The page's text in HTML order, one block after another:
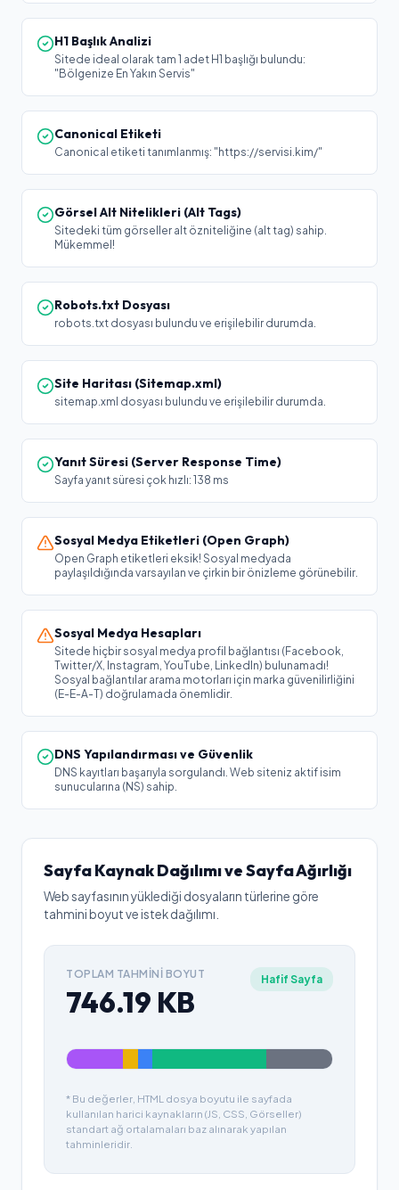
H1 Başlık Analizi
Sitede ideal olarak tam 1 adet H1 başlığı bulundu:
"Bölgenize En Yakın Servis"
Canonical Etiketi
Canonical etiketi tanımlanmış: "https://servisi.kim/"
Görsel Alt Nitelikleri (Alt Tags)
Sitedeki tüm görseller alt özniteliğine (alt tag) sahip.
Mükemmel!
Robots.txt Dosyası
robots.txt dosyası bulundu ve erişilebilir durumda.
Site Haritası (Sitemap.xml)
sitemap.xml dosyası bulundu ve erişilebilir durumda.
Yanıt Süresi (Server Response Time)
Sayfa yanıt süresi çok hızlı: 138 ms
Sosyal Medya Etiketleri (Open Graph)
Open Graph etiketleri eksik! Sosyal medyada
paylaşıldığında varsayılan ve çirkin bir önizleme görünebilir.
Sosyal Medya Hesapları
Sitede hiçbir sosyal medya profil bağlantısı (Facebook,
Twitter/X, Instagram, YouTube, LinkedIn) bulunamadı!
Sosyal bağlantılar arama motorları için marka güvenilirliğini
(E-E-A-T) doğrulamada önemlidir.
DNS Yapılandırması ve Güvenlik
DNS kayıtları başarıyla sorgulandı. Web siteniz aktif isim
sunucularına (NS) sahip.
Sayfa Kaynak Dağılımı ve Sayfa Ağırlığı
Web sayfasının yüklediği dosyaların türlerine göre
tahmini boyut ve istek dağılımı.
TOPLAM TAHMINI BOYUT
746.19 KB
Hafif Sayfa
* Bu değerler, HTML dosya boyutu ile sayfada
kullanılan harici kaynakların (JS, CSS, Görseller)
standart ağ ortalamaları baz alınarak yapılan
tahminleridir.